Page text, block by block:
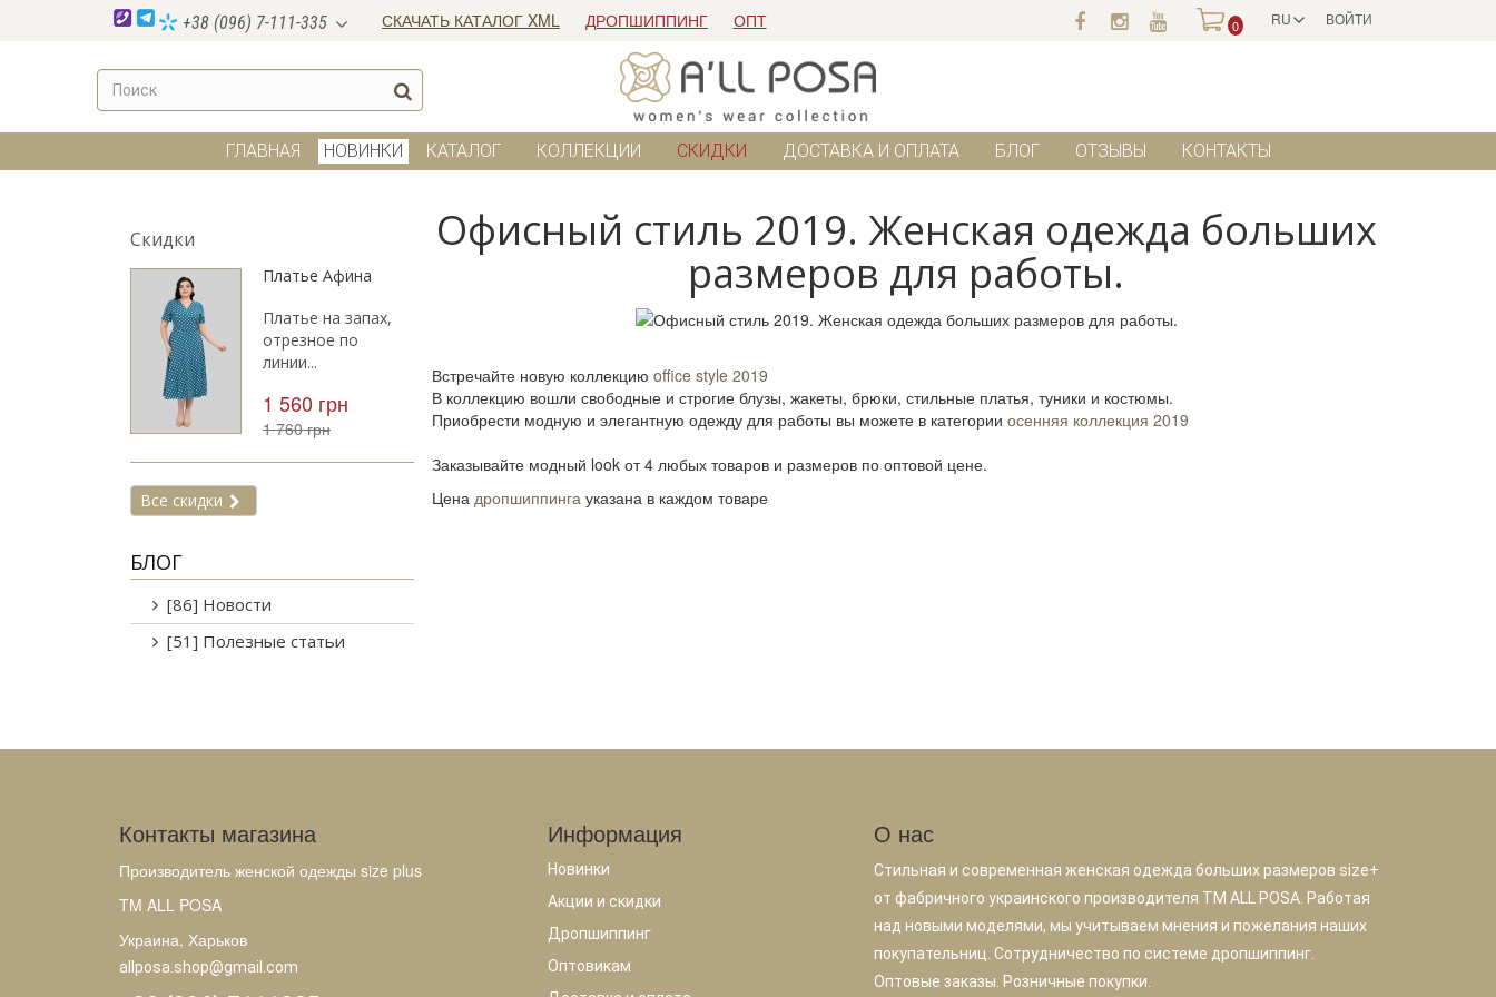
ВОЙТИ
RU
+38 (096) 7-111-335 СКАЧАТЬ КАТАЛОГ XML ДРОПШИППИНГ ОПТ 0
ГЛАВНАЯ НОВИНКИ КАТАЛОГ КОЛЛЕКЦИИ СКИДКИ ДОСТАВКА И ОПЛАТА БЛОГ ОТЗЫВЫ КОНТАКТЫ
Скидки
Платье Афина
Платье на запах,
отрезное по
линии...
1 560 грн
1 760 грн
Все скидки
БЛОГ
[86] Новости
[51] Полезные статьи
Офисный стиль 2019. Женская одежда больших
размеров для работы.
Встречайте новую коллекцию office style 2019
В коллекцию вошли свободные и строгие блузы, жакеты, брюки, стильные платья, туники и костюмы.
Приобрести модную и элегантную одежду для работы вы можете в категории осенняя коллекция 2019
Заказывайте модный look от 4 любых товаров и размеров по оптовой цене.
Цена дропшиппинга указана в каждом товаре
Контакты магазина
Производитель женской одежды size plus
TM ALL POSA
Украина, Харьков
allposa.shop@gmail.com
Информация
Новинки
Акции и скидки
Дропшиппинг
Оптовикам
О нас
Стильная и современная женская одежда больших размеров size+
от фабричного украинского производителя TM ALL POSA. Работая
над новыми моделями, мы учитываем мнения и пожелания наших
покупательниц. Сотрудничество по системе дропшиппинг.
Оптовые заказы. Розничные покупки.